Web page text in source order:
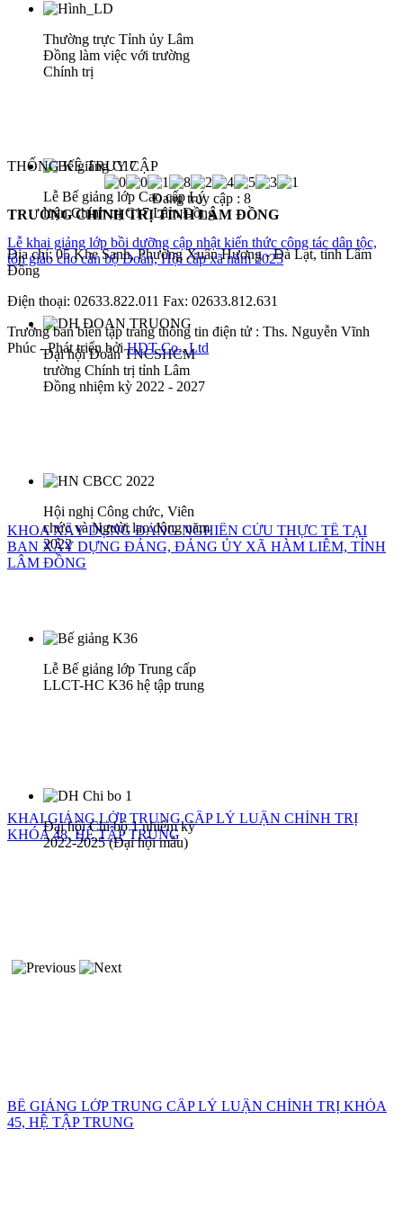
Lễ khai giảng lớp bồi dưỡng cập nhật kiến thức công tác dân tộc,
tôn giáo cho cán bộ Đoàn, Hội cấp xã năm 2025
KHOA XÂY DỰNG ĐẢNG NGHIÊN CỨU THỰC TẾ TẠI
BAN XÂY DỰNG ĐẢNG, ĐẢNG ỦY XÃ HÀM LIÊM, TỈNH
LÂM ĐỒNG
KHAI GIẢNG LỚP TRUNG CẤP LÝ LUẬN CHÍNH TRỊ
KHÓA 48, HỆ TẬP TRUNG
BẾ GIẢNG LỚP TRUNG CẤP LÝ LUẬN CHÍNH TRỊ KHÓA
45, HỆ TẬP TRUNG
Thường trực Tỉnh ủy Lâm
Đồng làm việc với trường
Chính trị
Lễ Bế giảng lớp Cao cấp Lý
luận Chính trị C17 Lâm Đồng
Đại hội Đoàn TNCSHCM
trường Chính trị tỉnh Lâm
Đồng nhiệm kỳ 2022 - 2027
Hội nghị Công chức, Viên
chức và Người lao động năm
2022
Lễ Bế giảng lớp Trung cấp
LLCT-HC K36 hệ tập trung
Đại hội Chi bộ 1 nhiệm kỳ
2022-2025 (Đại hội mẫu)
THỐNG KÊ TRUY CẬP
Đang truy cập : 8
TRƯỜNG CHÍNH TRỊ TỈNH LÂM ĐỒNG
Địa chỉ: 05 Khe Sanh, Phường Xuân Hương - Đà Lạt, tỉnh Lâm
Đồng
Điện thoại: 02633.822.011 Fax: 02633.812.631
Trưởng ban biên tập trang thông tin điện tử : Ths. Nguyễn Vĩnh
Phúc - Phát triển bởiHDT Co., Ltd